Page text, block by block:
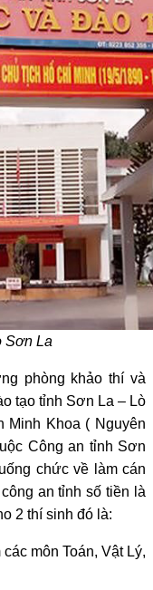
Sơn La
phòng khảo thí và
tạo tỉnh Sơn La – Lò
Minh Khoa ( Nguyên
Công an tỉnh Sơn
chức về làm cán
an tỉnh số tiền là
2 thí sinh đó là:
môn Toán, Vật Lý,